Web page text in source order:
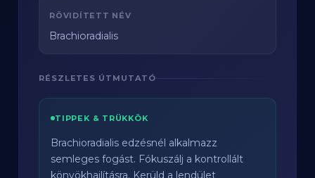
RÖVIDÍTETT NÉV
Brachioradialis
RÉSZLETES ÚTMUTATÓ
TIPPEK & TRÜKKÖK
Brachioradialis edzésnél alkalmazz
semleges fogást. Fókuszálj a kontrollált
könyökhajlításra. Kerüld a lendület